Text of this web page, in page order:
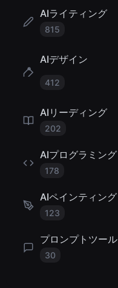
AIライティング
815
AIデザイン
412
AIリーディング
202
AIプログラミング
178
AIペインティング
123
プロンプトツール
30